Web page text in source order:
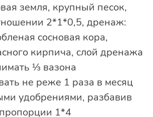
земля, крупный песок,
2*1*0,5, дренаж:
сосновая кора,
кирпича, слой дренажа
⅓ вазона
не реже 1 раза в месяц
удобрениями, разбавив
1*4